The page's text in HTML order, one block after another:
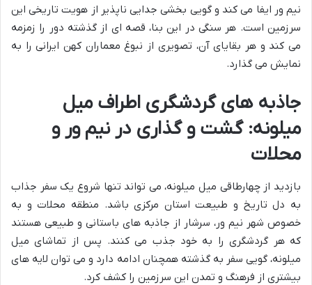
نیم ور ایفا می کند و گویی بخشی جدایی ناپذیر از هویت تاریخی این
سرزمین است. هر سنگی در این بنا، قصه ای از گذشته دور را زمزمه
می کند و هر بقایای آن، تصویری از نبوغ معماران کهن ایرانی را به
نمایش می گذارد.
جاذبه های گردشگری اطراف میل
میلونه: گشت و گذاری در نیم ور و
محلات
بازدید از چهارطاقی میل میلونه، می تواند تنها شروع یک سفر جذاب
به دل تاریخ و طبیعت استان مرکزی باشد. منطقه محلات و به
خصوص شهر نیم ور، سرشار از جاذبه های باستانی و طبیعی هستند
که هر گردشگری را به خود جذب می کنند. پس از تماشای میل
میلونه، گویی سفر به گذشته همچنان ادامه دارد و می توان لایه های
بیشتری از فرهنگ و تمدن این سرزمین را کشف کرد.